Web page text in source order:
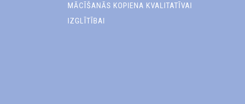
MĀCĪŠANĀS KOPIENA KVALITATĪVAI
IZGLĪTĪBAI